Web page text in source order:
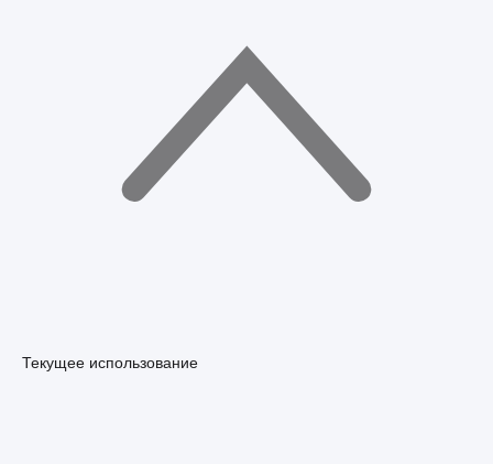
Текущее использование